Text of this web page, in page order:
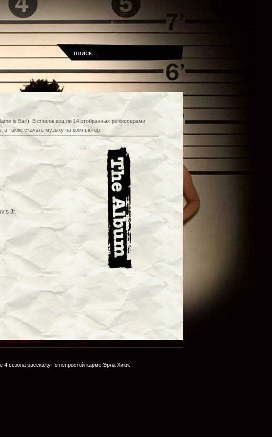
is Earl). В список вошли 14 отобранных режиссерами
также скачать музыку на компьютер.
Jr.
4 сезона расскажут о непростой карме Эрла Хики.